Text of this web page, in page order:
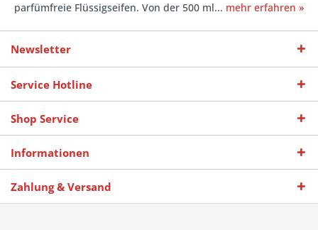
parfümfreie Flüssigseifen. Von der 500 ml... mehr erfahren »
Newsletter
Service Hotline
Shop Service
Informationen
Zahlung & Versand